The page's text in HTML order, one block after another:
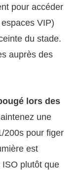
pour accéder
VIP)
du stade.
auprès des
lors des
une
200s pour figer
est
plutôt que